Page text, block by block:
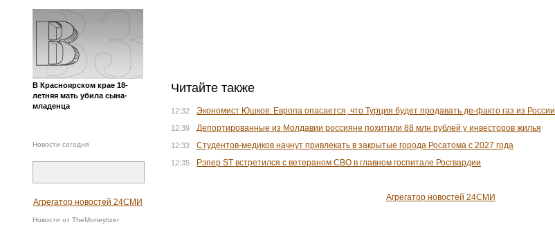
В Красноярском крае 18-
летняя мать убила сына-
младенца
Новости сегодня
Агрегатор новостей 24СМИ
Новости от TheMoneytizer
Читайте также
12:32 Экономист Юшков: Европа опасается, что Турция будет продавать де-факто газ из России
12:39 Депортированные из Молдавии россияне похитили 88 млн рублей у инвесторов жилья
12:33 Студентов-медиков начнут привлекать в закрытые города Росатома с 2027 года
12:35 Рэпер ST встретился с ветераном СВО в главном госпитале Росгвардии
Агрегатор новостей 24СМИ